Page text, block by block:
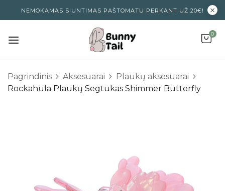
NEMOKAMAS SIUNTIMAS PAŠTOMATU PERKANT UŽ 20€!
0
Pagrindinis Aksesuarai
Plaukų aksesuarai
Rockahula Plaukų Segtukas Shimmer Butterfly